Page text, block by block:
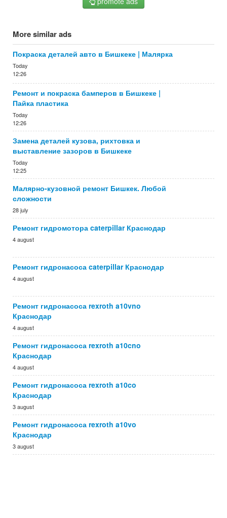
More similar ads
Покраска деталей авто в Бишкеке | Малярка
Today
12:26
Ремонт и покраска бамперов в Бишкеке |
Пайка пластика
Today
12:26
Замена деталей кузова, рихтовка и
выставление зазоров в Бишкеке
Today
12:25
Малярно-кузовной ремонт Бишкек. Любой
сложности
28 july
Ремонт гидромотора caterpillar Краснодар
4 august
Ремонт гидронасоса caterpillar Краснодар
4 august
Ремонт гидронасоса rexroth a10vno
Краснодар
4 august
Ремонт гидронасоса rexroth a10cno
Краснодар
4 august
Ремонт гидронасоса rexroth a10co
Краснодар
3 august
Ремонт гидронасоса rexroth a10vo
Краснодар
3 august